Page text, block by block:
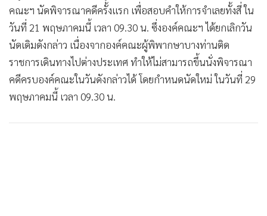
• จีน
• ชุมชน-คุณภาพชีวิต
• อาชญากรรม
• Motoring
• เกม
• วิทยาศาสตร์
คณะฯ นัดพิจารณาคดีครั้งแรก เพื่อสอบคำให้การจำเลยทั้งสี่ ใน
วันที่ 21 พฤษภาคมนี้ เวลา 09.30 น. ซึ่งองค์คณะฯ ได้ยกเลิกวัน
นัดเดิมดังกล่าว เนื่องจากองค์คณะผู้พิพากษาบางท่านติด
ราชการเดินทางไปต่างประเทศ ทำให้ไม่สามารถขึ้นนั่งพิจารณา
คดีครบองค์คณะในวันดังกล่าวได้ โดยกำหนดนัดใหม่ ในวันที่ 29
พฤษภาคมนี้ เวลา 09.30 น.